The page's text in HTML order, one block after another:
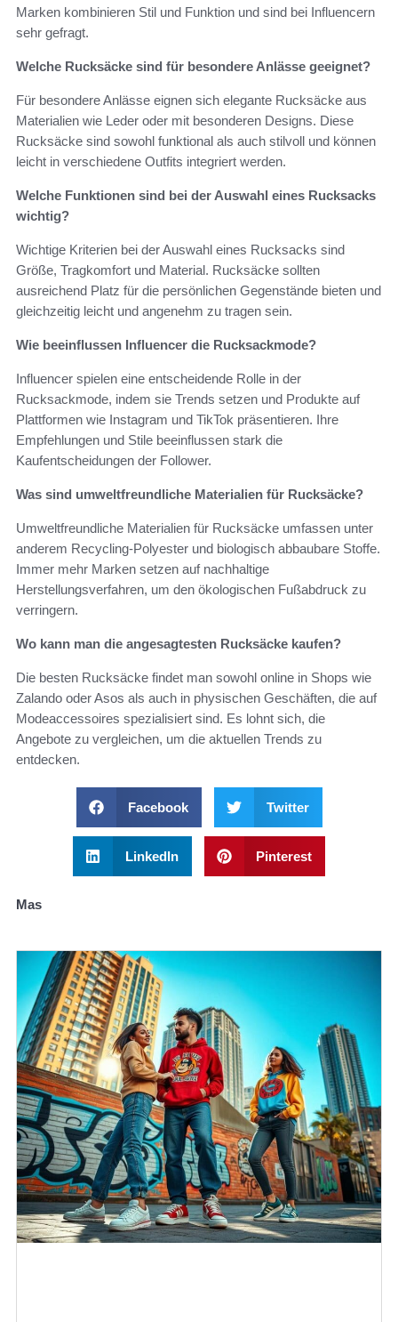
Marken kombinieren Stil und Funktion und sind bei Influencern
sehr gefragt.
Welche Rucksäcke sind für besondere Anlässe geeignet?
Für besondere Anlässe eignen sich elegante Rucksäcke aus
Materialien wie Leder oder mit besonderen Designs. Diese
Rucksäcke sind sowohl funktional als auch stilvoll und können
leicht in verschiedene Outfits integriert werden.
Welche Funktionen sind bei der Auswahl eines Rucksacks
wichtig?
Wichtige Kriterien bei der Auswahl eines Rucksacks sind
Größe, Tragkomfort und Material. Rucksäcke sollten
ausreichend Platz für die persönlichen Gegenstände bieten und
gleichzeitig leicht und angenehm zu tragen sein.
Wie beeinflussen Influencer die Rucksackmode?
Influencer spielen eine entscheidende Rolle in der
Rucksackmode, indem sie Trends setzen und Produkte auf
Plattformen wie Instagram und TikTok präsentieren. Ihre
Empfehlungen und Stile beeinflussen stark die
Kaufentscheidungen der Follower.
Was sind umweltfreundliche Materialien für Rucksäcke?
Umweltfreundliche Materialien für Rucksäcke umfassen unter
anderem Recycling-Polyester und biologisch abbaubare Stoffe.
Immer mehr Marken setzen auf nachhaltige
Herstellungsverfahren, um den ökologischen Fußabdruck zu
verringern.
Wo kann man die angesagtesten Rucksäcke kaufen?
Die besten Rucksäcke findet man sowohl online in Shops wie
Zalando oder Asos als auch in physischen Geschäften, die auf
Modeaccessoires spezialisiert sind. Es lohnt sich, die
Angebote zu vergleichen, um die aktuellen Trends zu
entdecken.
Facebook Twitter
LinkedIn Pinterest
Mas